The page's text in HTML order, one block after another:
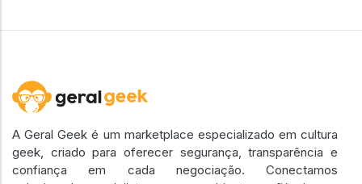
A Geral Geek é um marketplace especializado em cultura
geek, criado para oferecer segurança, transparência e
confiança em cada negociação. Conectamos